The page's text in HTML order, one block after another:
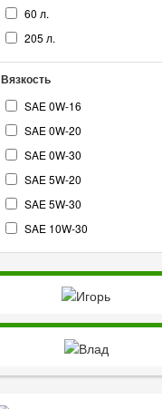
60 л.
205 л.
Вязкость
SAE 0W-16
SAE 0W-20
SAE 0W-30
SAE 5W-20
SAE 5W-30
SAE 10W-30